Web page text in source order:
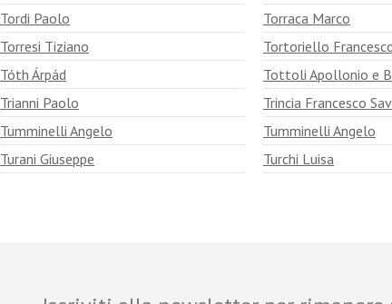
Tordi Paolo Torraca Marco
Torresi Tiziano Tortoriello
Tóth Árpád Tottoli Apollonio e
Trianni Paolo Trincia Francesco
Tumminelli Angelo Tumminelli Angelo
Turani Giuseppe Turchi Luisa